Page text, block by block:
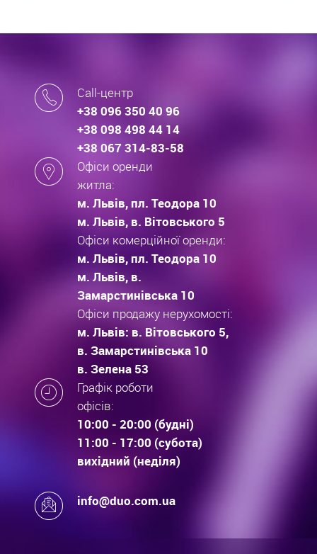
Call-центр
+38 096 350 40 96
+38 098 498 44 14
+38 067 314-83-58
Офіси оренди
житла:
м. Львів, пл. Теодора 10
м. Львів, в. Вітовського 5
Офіси комерційної оренди:
м. Львів, пл. Теодора 10
м. Львів, в.
Замарстинівська 10
Офіси продажу нерухомості:
м. Львів: в. Вітовського 5,
в. Замарстинівська 10
в. Зелена 53
Графік роботи
офісів:
10:00 - 20:00 (будні)
11:00 - 17:00 (субота)
вихідний (неділя)
info@duo.com.ua